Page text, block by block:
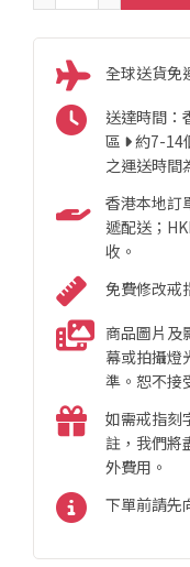
全球送貨免
送達時間：
區
約7-14
之運送時間
香港本地訂
遞配送；
收。
免費修改戒
商品圖片及
幕或拍攝燈
準。恕不接
如需戒指刻
註，我們將
外費用。
下單前請先